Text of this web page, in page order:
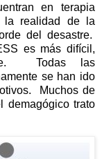
en terapia
la realidad de la
del desastre.
es más difícil,
Todas las
se han ido
Muchos de
demagógico trato